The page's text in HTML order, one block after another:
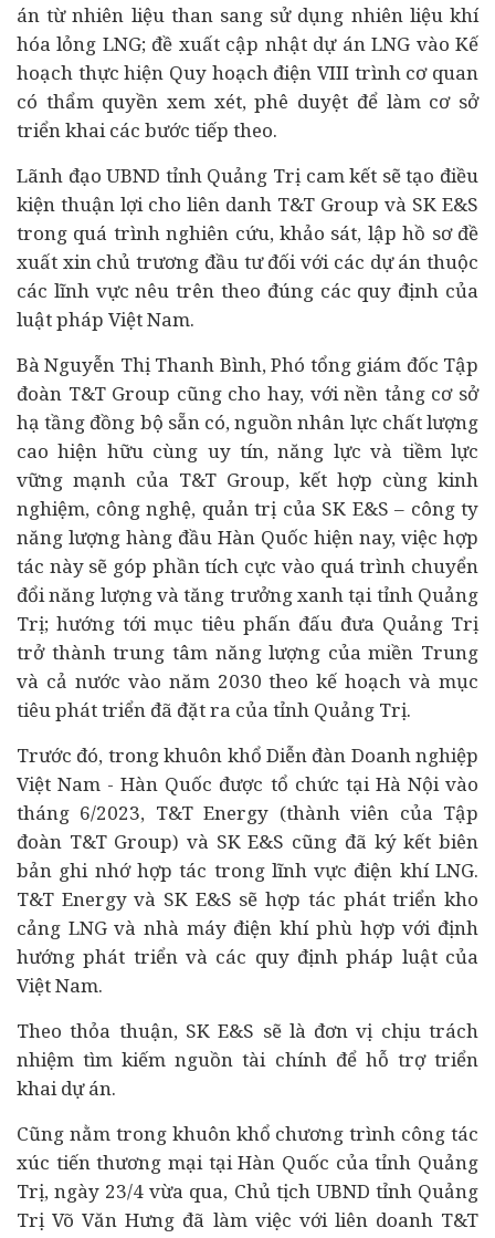
án từ nhiên liệu than sang sử dụng nhiên liệu khí
hóa lỏng LNG; đề xuất cập nhật dự án LNG vào Kế
hoạch thực hiện Quy hoạch điện VIII trình cơ quan
có thẩm quyền xem xét, phê duyệt để làm cơ sở
triển khai các bước tiếp theo.
Lãnh đạo UBND tỉnh Quảng Trị cam kết sẽ tạo điều
kiện thuận lợi cho liên danh T&T Group và SK E&S
trong quá trình nghiên cứu, khảo sát, lập hồ sơ đề
xuất xin chủ trương đầu tư đối với các dự án thuộc
các lĩnh vực nêu trên theo đúng các quy định của
luật pháp Việt Nam.
Bà Nguyễn Thị Thanh Bình, Phó tổng giám đốc Tập
đoàn T&T Group cũng cho hay, với nền tảng cơ sở
hạ tầng đồng bộ sẵn có, nguồn nhân lực chất lượng
cao hiện hữu cùng uy tín, năng lực và tiềm lực
vững mạnh của T&T Group, kết hợp cùng kinh
nghiệm, công nghệ, quản trị của SK E&S – công ty
năng lượng hàng đầu Hàn Quốc hiện nay, việc hợp
tác này sẽ góp phần tích cực vào quá trình chuyển
đổi năng lượng và tăng trưởng xanh tại tỉnh Quảng
Trị; hướng tới mục tiêu phấn đấu đưa Quảng Trị
trở thành trung tâm năng lượng của miền Trung
và cả nước vào năm 2030 theo kế hoạch và mục
tiêu phát triển đã đặt ra của tỉnh Quảng Trị.
Trước đó, trong khuôn khổ Diễn đàn Doanh nghiệp
Việt Nam - Hàn Quốc được tổ chức tại Hà Nội vào
tháng 6/2023, T&T Energy (thành viên của Tập
đoàn T&T Group) và SK E&S cũng đã ký kết biên
bản ghi nhớ hợp tác trong lĩnh vực điện khí LNG.
T&T Energy và SK E&S sẽ hợp tác phát triển kho
cảng LNG và nhà máy điện khí phù hợp với định
hướng phát triển và các quy định pháp luật của
Việt Nam.
Theo thỏa thuận, SK E&S sẽ là đơn vị chịu trách
nhiệm tìm kiếm nguồntài chínhđể hỗ trợ triển
khai dự án.
Cũng nằm trong khuôn khổ chương trình công tác
xúc tiến thương mại tại Hàn Quốc của tỉnh Quảng
Trị, ngày 23/4 vừa qua, Chủ tịch UBND tỉnh Quảng
Trị Võ Văn Hưng đã làm việc với liên doanh T&T